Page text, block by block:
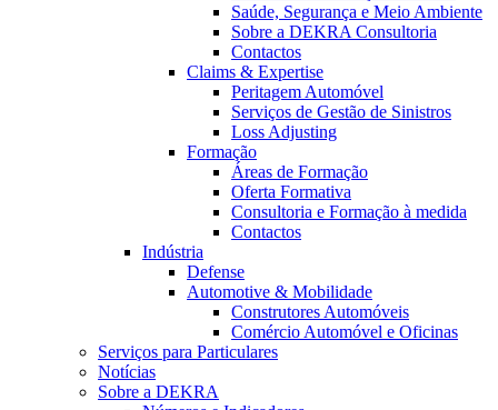
Saúde, Segurança e Meio Ambiente
Sobre a DEKRA Consultoria
Contactos
Claims & Expertise
Peritagem Automóvel
Serviços de Gestão de Sinistros
Loss Adjusting
Formação
Áreas de Formação
Oferta Formativa
Consultoria e Formação à medida
Contactos
Indústria
Defense
Automotive & Mobilidade
Construtores Automóveis
Comércio Automóvel e Oficinas
Serviços para Particulares
Notícias
Sobre a DEKRA